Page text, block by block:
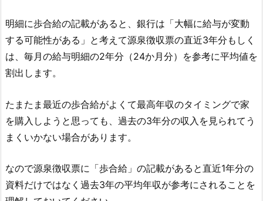
明細に歩合給の記載があると、銀行は「大幅に給与が変動
する可能性がある」と考えて源泉徴収票の直近3年分もしく
は、毎月の給与明細の2年分（24か月分）を参考に平均値を
割出します。
たまたま最近の歩合給がよくて最高年収のタイミングで家
を購入しようと思っても、過去の3年分の収入を見られてう
まくいかない場合があります。
なので源泉徴収票に「歩合給」の記載があると直近1年分の
資料だけではなく過去3年の平均年収が参考にされることを